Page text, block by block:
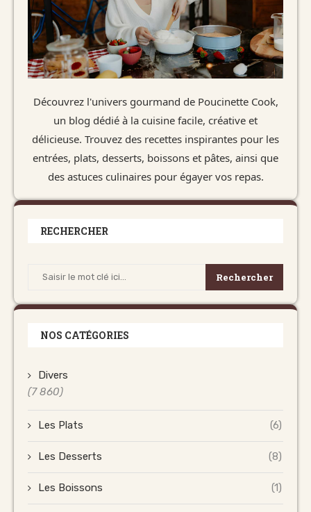
Découvrez l'univers gourmand de Poucinette Cook,
un blog dédié à la cuisine facile, créative et
délicieuse. Trouvez des recettes inspirantes pour les
entrées, plats, desserts, boissons et pâtes, ainsi que
des astuces culinaires pour égayer vos repas.
RECHERCHER
Rechercher
NOS CATÉGORIES
Divers
(7 860)
Les Plats (6)
Les Desserts (8)
Les Boissons (1)